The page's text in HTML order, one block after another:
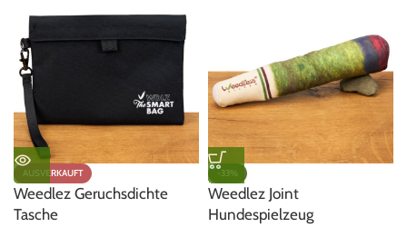
AUSVERKAUFT
Weedlez Geruchsdichte
Tasche
-33%
Weedlez Joint
Hundespielzeug